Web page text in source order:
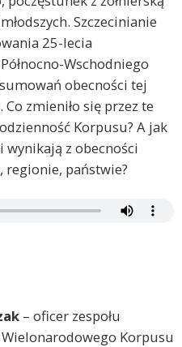
Szczecinianie
25-lecia
Wschodniego
obecności tej
zmieniło się przez te
Korpusu? A jak
wynikają z obecności
regionie, państwie?
– oficer zespołu
Korpusu